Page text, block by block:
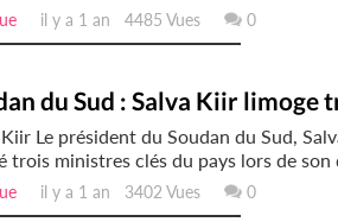
il y a 1 an 4485 Vues 0
du Sud : Salva Kiir limoge
Le président du Soudan du Sud,
trois ministres clés du pays lors de son
il y a 1 an 3402 Vues 0